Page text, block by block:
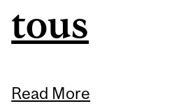
tous
Read More